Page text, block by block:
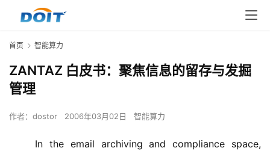
首页 智能算力
ZANTAZ 白皮书：聚焦信息的留存与发掘
管理
作者： dostor 2006年03月02日 智能算力
In the email archiving and compliance space,